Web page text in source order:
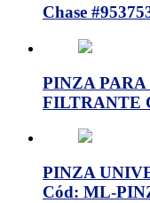
Chase
PINZA
FILTRANTE
PINZA
Cód: ML-